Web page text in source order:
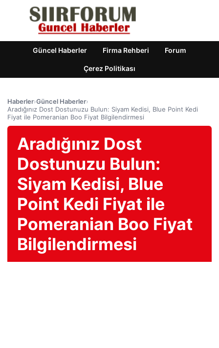
Güncel Haberler Firma Rehberi Forum
Çerez Politikası
Haberler›Güncel Haberler›
Aradığınız Dost Dostunuzu Bulun: Siyam Kedisi, Blue Point Kedi
Fiyat ile Pomeranian Boo Fiyat Bilgilendirmesi
Aradığınız Dost
Dostunuzu Bulun:
Siyam Kedisi, Blue
Point Kedi Fiyat ile
Pomeranian Boo Fiyat
Bilgilendirmesi